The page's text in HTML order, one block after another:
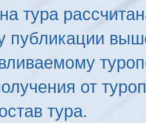
тура
публикации
от
тура.